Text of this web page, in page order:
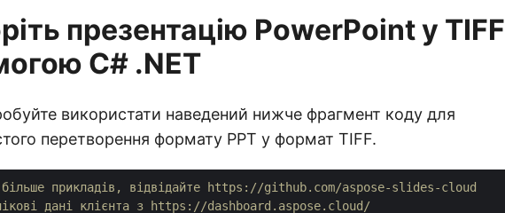
презентацію PowerPoint у TIFF
C# .NET
використати наведений нижче фрагмент коду для
перетворення формату PPT у формат TIFF.
прикладів, відвідайте https://github.com/aspose-slides-cloud
дані клієнта з https://dashboard.aspose.cloud/